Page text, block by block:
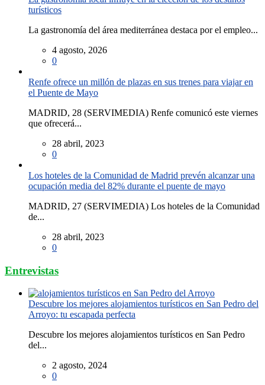
turísticos
La gastronomía del área mediterránea destaca por el empleo...
4 agosto, 2026
0
Renfe ofrece un millón de plazas en sus trenes para viajar en
el Puente de Mayo
MADRID, 28 (SERVIMEDIA) Renfe comunicó este viernes
que ofrecerá...
28 abril, 2023
0
Los hoteles de la Comunidad de Madrid prevén alcanzar una
ocupación media del 82% durante el puente de mayo
MADRID, 27 (SERVIMEDIA) Los hoteles de la Comunidad
de...
28 abril, 2023
0
Entrevistas
Descubre los mejores alojamientos turísticos en San Pedro del
Arroyo: tu escapada perfecta
Descubre los mejores alojamientos turísticos en San Pedro
del...
2 agosto, 2024
0